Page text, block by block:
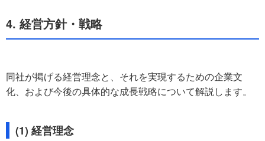
4. 経営方針・戦略
同社が掲げる経営理念と、それを実現するための企業文
化、および今後の具体的な成長戦略について解説します。
(1) 経営理念